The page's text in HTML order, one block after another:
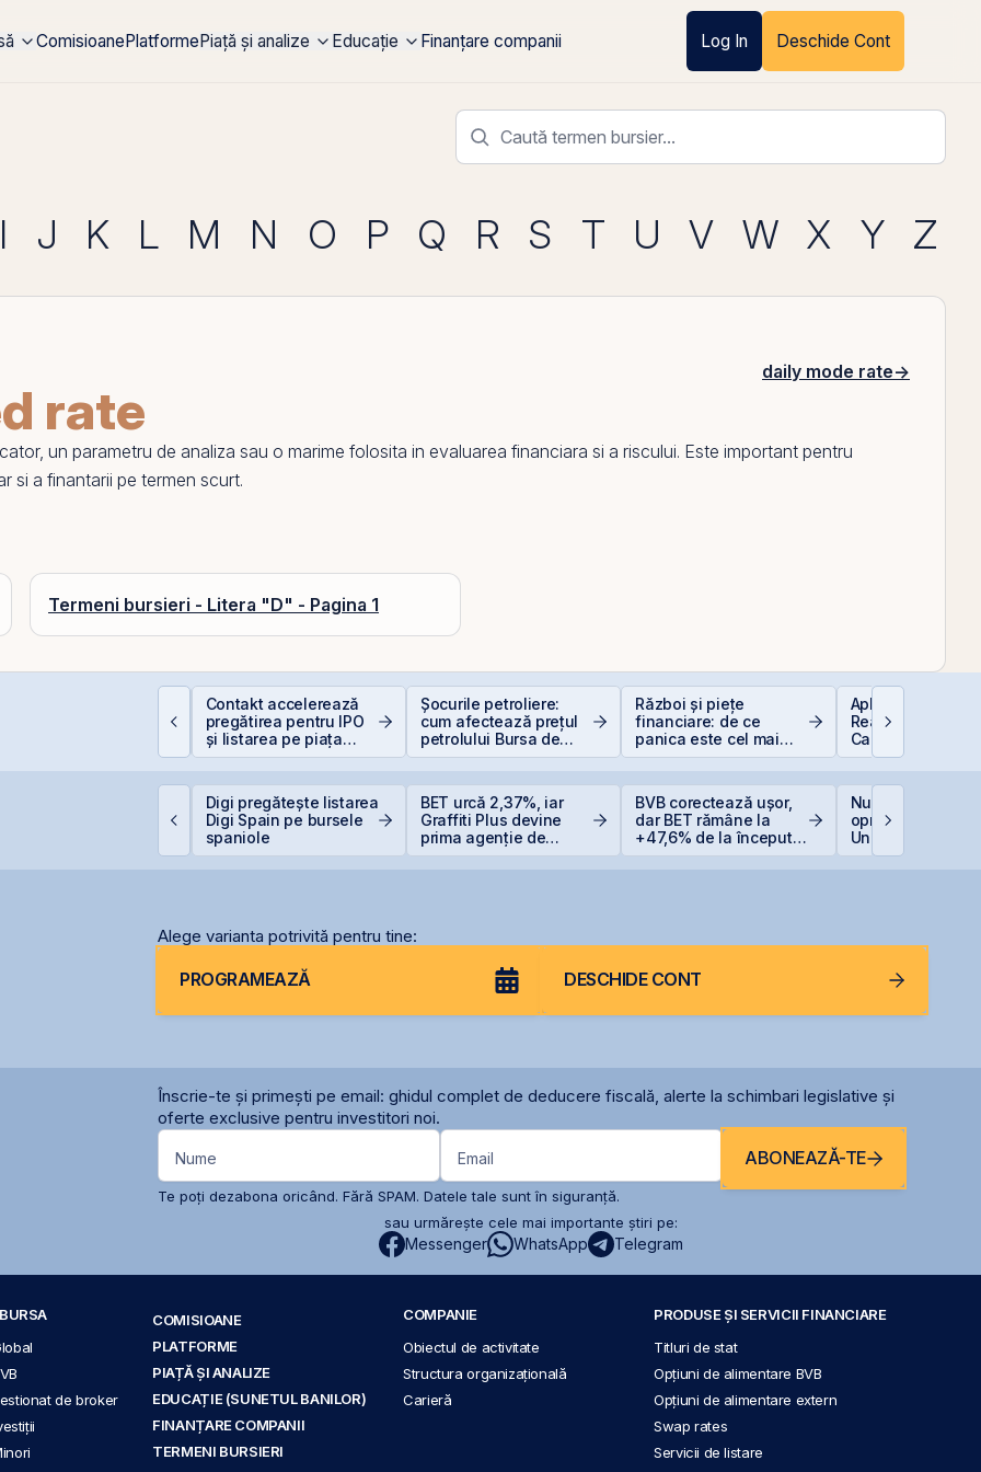
ComisioanePlatformePiață și analize Educație Finanțare companii Log In Deschide Cont
I J K L M N O P Q R S T U V W X Y Z
daily mode rate→
rate
un parametru de analiza sau o marime folosita in evaluarea financiara si a riscului. Este important pentru
si a finantarii pe termen scurt.
Termeni bursieri - Litera "D" - Pagina 1
Contakt accelerează
pregătirea pentru IPO
și listarea pe piața
AeRO a BVB
Șocurile petroliere:
cum afectează prețul
petrolului Bursa de
Valori București
Război și piețe
financiare: de ce
panica este cel mai
scump sfat
Aplicații AI în
Reală: 10
Care Transformă
Industriile
Digi pregătește listarea
Digi Spain pe bursele
spaniole
BET urcă 2,37%, iar
Graffiti Plus devine
prima agenție de
BVB corectează ușor,
dar BET rămâne la
+47,6% de la începutul
Nuclearelectrica
oprește controlat
Unitatea 1 de la
Cernavodă din
Alege varianta potrivită pentru tine:
PROGRAMEAZĂ DESCHIDE CONT
Înscrie-te și primești pe email: ghidul complet de deducere fiscală, alerte la schimbari legislative și
oferte exclusive pentru investitori noi.
Nume Email ABONEAZĂ-TE
Te poți dezabona oricând. Fără SPAM. Datele tale sunt în siguranță.
sau urmărește cele mai importante știri pe:
Messenger WhatsApp Telegram
de broker
COMISIOANE
PLATFORME
PIAȚĂ ȘI ANALIZE
EDUCAȚIE (SUNETUL BANILOR)
FINANȚARE COMPANII
TERMENI BURSIERI
COMPANIE
Obiectul de activitate
Structura organizațională
Carieră
PRODUSE ȘI SERVICII FINANCIARE
Titluri de stat
Opțiuni de alimentare BVB
Opțiuni de alimentare extern
Swap rates
Servicii de listare